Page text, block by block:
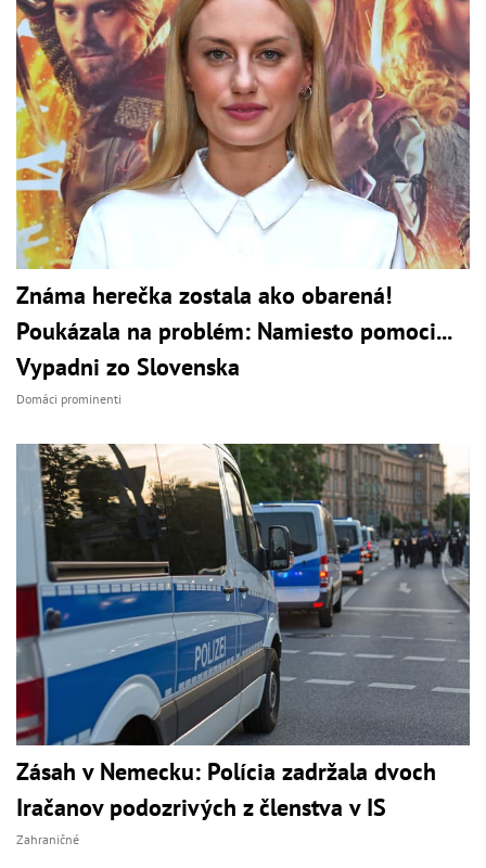
Známa herečka zostala ako obarená!
Poukázala na problém: Namiesto pomoci...
Vypadni zo Slovenska
Domáci prominenti
Zásah v Nemecku: Polícia zadržala dvoch
Iračanov podozrivých z členstva v IS
Zahraničné